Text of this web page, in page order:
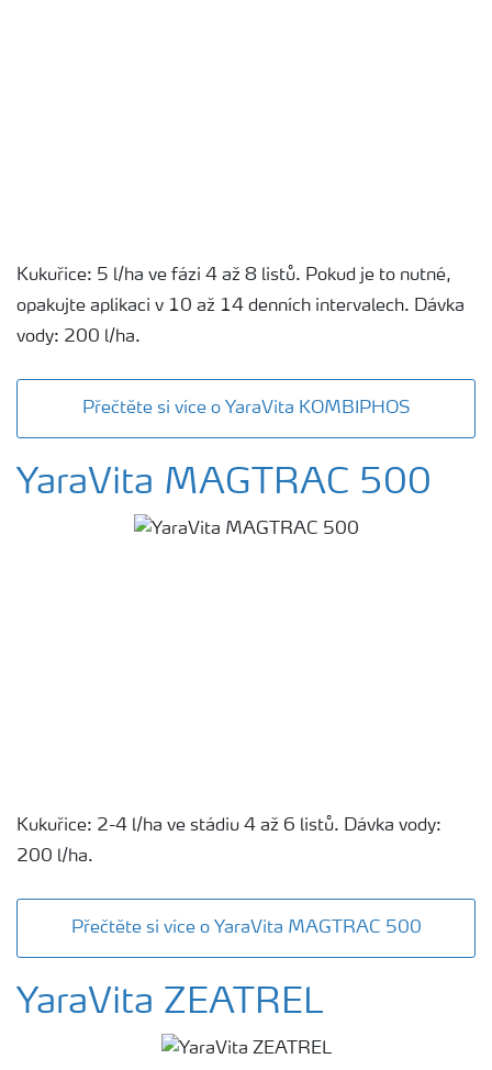
Kukuřice: 5 l/ha ve fázi 4 až 8 listů. Pokud je to nutné,
opakujte aplikaci v 10 až 14 denních intervalech. Dávka
vody: 200 l/ha.
Přečtěte si více o YaraVita KOMBIPHOS
YaraVita MAGTRAC 500
Kukuřice: 2-4 l/ha ve stádiu 4 až 6 listů. Dávka vody:
200 l/ha.
Přečtěte si více o YaraVita MAGTRAC 500
YaraVita ZEATREL